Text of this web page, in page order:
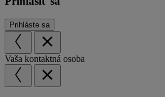
Vaša kontaktná osoba